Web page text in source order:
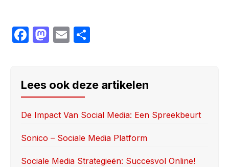
F
e
b
o
o
M
o
d
o
n
E
e
Lees ook deze artikelen
De Impact Van Social Media: Een Spreekbeurt
Sonico – Sociale Media Platform
Sociale Media Strategieën: Succesvol Online!